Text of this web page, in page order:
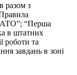
разом з
АТО”; “Перша
в штатних
роботи та
завдань в зоні